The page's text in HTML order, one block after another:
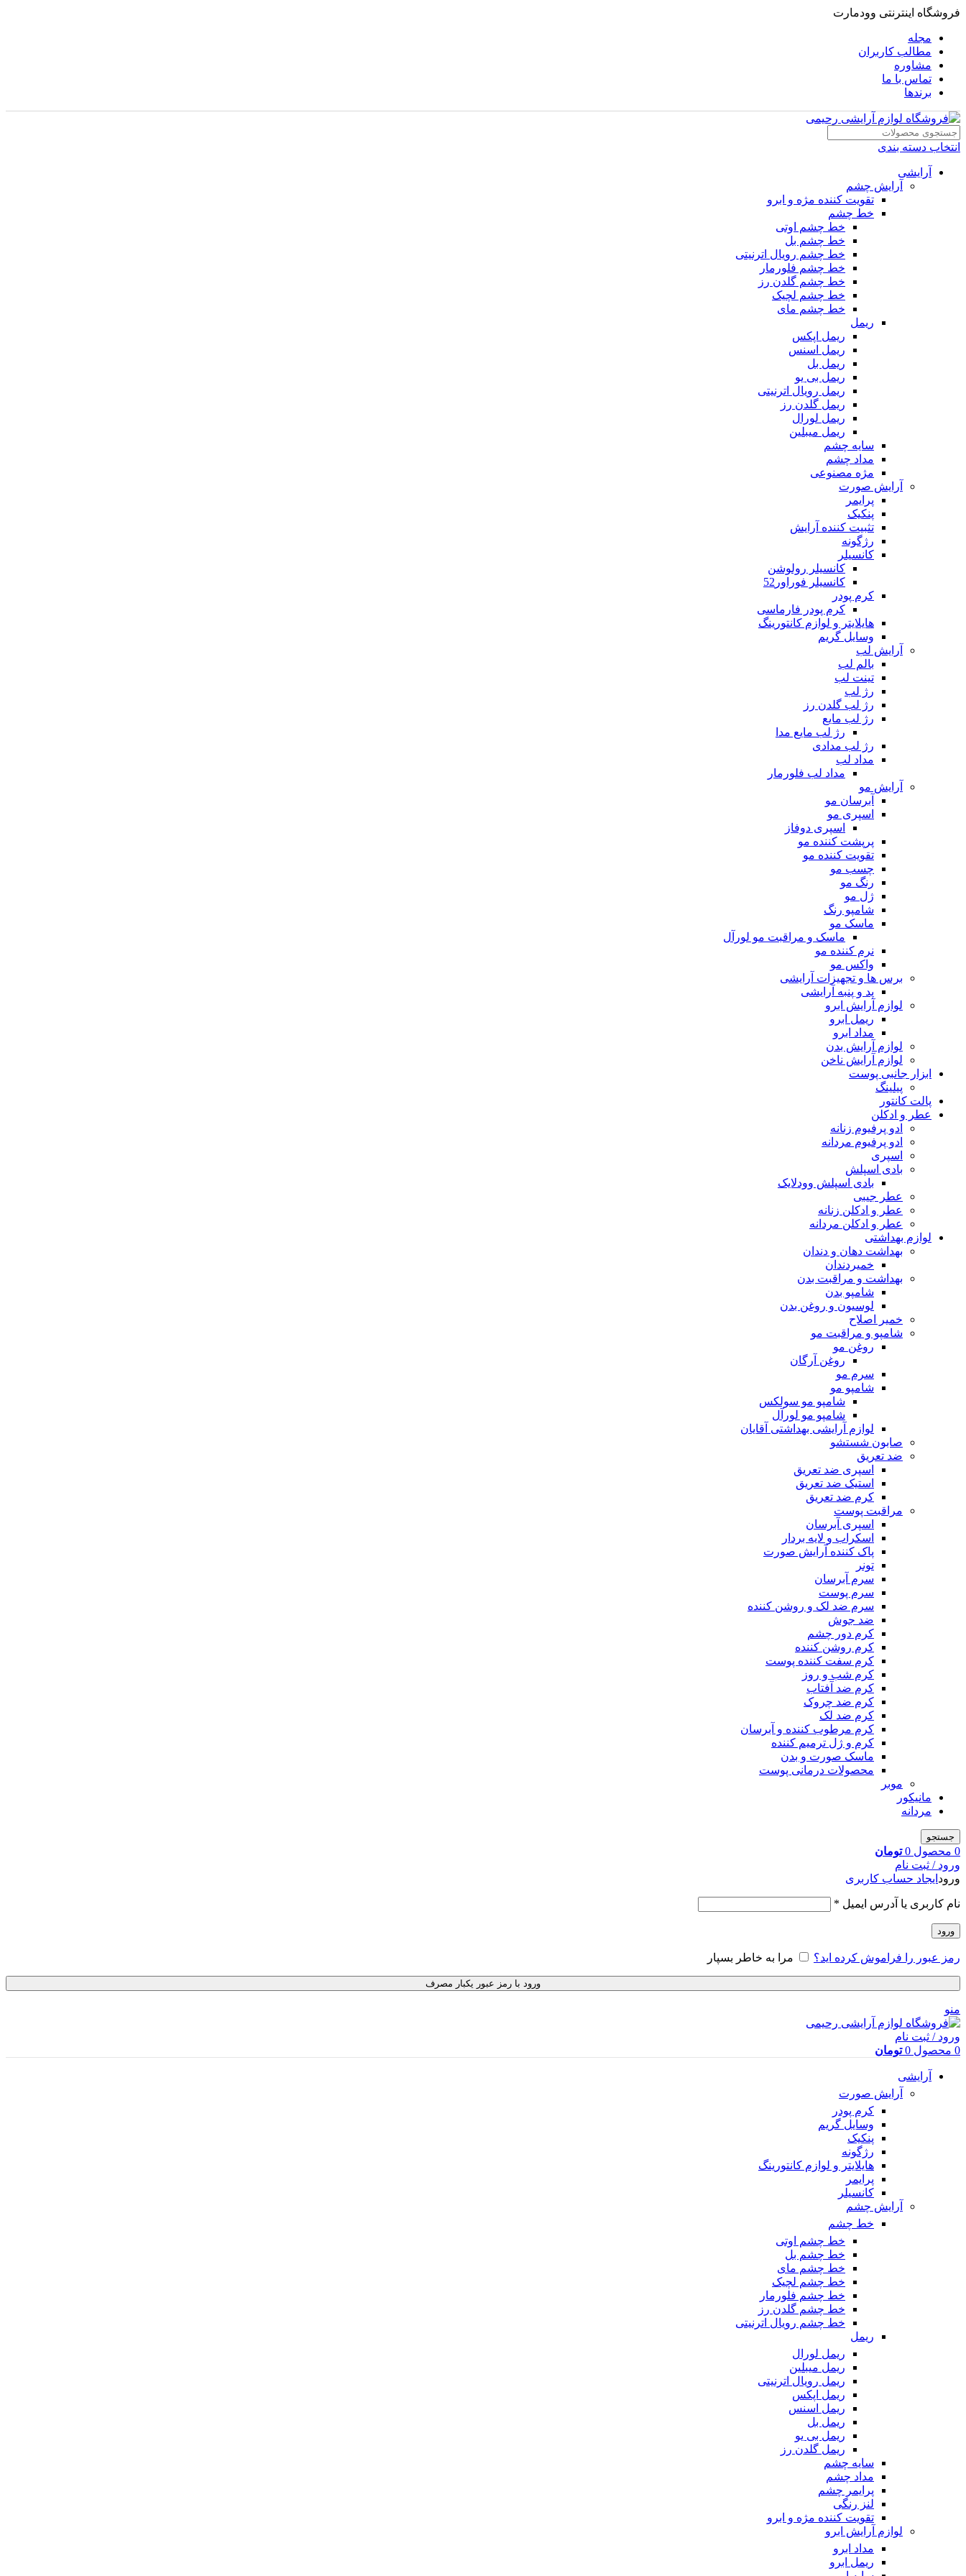
فروشگاه اینترنتی وودمارت
مجله
مطالب کاربران
مشاوره
تماس با ما
برندها
انتخاب دسته بندی
آرایشی
آرایش چشم
تقویت کننده مژه و ابرو
خط چشم
خط چشم اوتی
خط چشم بل
خط چشم رویال اترنیتی
خط چشم فلورمار
خط چشم گلدن رز
خط چشم لچیک
خط چشم مای
ریمل
ریمل اپکس
ریمل اسنس
ریمل بل
ریمل بی یو
ریمل رویال اترنیتی
ریمل گلدن رز
ریمل لورال
ریمل میبلین
سایه چشم
مداد چشم
مژه مصنوعی
آرایش صورت
پرایمر
پنکیک
تثبیت کننده آرایش
رژگونه
کانسیلر
کانسیلر رولوشن
کانسیلر فوراور52
کرم پودر
کرم پودر فارماسی
هایلایتر و لوازم کانتورینگ
وسایل گریم
آرایش لب
بالم لب
تینت لب
رژ لب
رژ لب گلدن رز
رژ لب مایع
رژ لب مایع مدا
رژ لب مدادی
مداد لب
مداد لب فلورمار
آرایش مو
آبرسان مو
اسپری مو
اسپری دوفاز
پرپشت کننده مو
تقویت کننده مو
چسب مو
رنگ مو
ژل مو
شامپو رنگ
ماسک مو
ماسک و مراقبت مو لورآل
نرم کننده مو
واکس مو
برس ها و تجهیزات آرایشی
پد و پنبه آرایشی
لوازم آرایش ابرو
ریمل ابرو
مداد ابرو
لوازم آرایش بدن
لوازم آرایش ناخن
ابزار جانبی پوست
پیلینگ
پالت کانتور
عطر و ادکلن
ادو پرفیوم زنانه
ادو پرفیوم مردانه
اسپری
بادی اسپلش
بادی اسپلش وودلایک
عطر جیبی
عطر و ادکلن زنانه
عطر و ادکلن مردانه
لوازم بهداشتی
بهداشت دهان و دندان
خمیردندان
بهداشت و مراقبت بدن
شامپو بدن
لوسیون و روغن بدن
خمیر اصلاح
شامپو و مراقبت مو
روغن مو
روغن آرگان
سرم مو
شامپو مو
شامپو مو سولکس
شامپو مو لورآل
لوازم آرایشی بهداشتی آقایان
صابون شستشو
ضد تعریق
اسپری ضد تعریق
استیک ضد تعریق
کرم ضد تعریق
مراقبت پوست
اسپری آبرسان
اسکراب و لایه بردار
پاک کننده آرایش صورت
تونر
سرم آبرسان
سرم پوست
سرم ضد لک و روشن کننده
ضد جوش
کرم دور چشم
کرم روشن کننده
کرم سفت کننده پوست
کرم شب و روز
کرم ضد آفتاب
کرم ضد چروک
کرم ضد لک
کرم مرطوب کننده و آبرسان
کرم و ژل ترمیم کننده
ماسک صورت و بدن
محصولات درمانی پوست
موبر
مانیکور
مردانه
جستجو
0 محصول 0 تومان
ورود / ثبت نام
ورود ایجاد حساب کاربری
نام کاربری یا آدرس ایمیل *
ورود
رمز عبور را فراموش کرده اید؟ مرا به خاطر بسپار
ورود با رمز عبور یکبار مصرف
منو
ورود / ثبت نام
0 محصول 0 تومان
آرایشی
آرایش صورت
کرم پودر
وسایل گریم
پنکیک
رژگونه
هایلایتر و لوازم کانتورینگ
پرایمر
کانسیلر
آرایش چشم
خط چشم
خط چشم اوتی
خط چشم بل
خط چشم مای
خط چشم لچیک
خط چشم فلورمار
خط چشم گلدن رز
خط چشم رویال اترنیتی
ریمل
ریمل لورال
ریمل میبلین
ریمل رویال اترنیتی
ریمل اپکس
ریمل اسنس
ریمل بل
ریمل بی یو
ریمل گلدن رز
سایه چشم
مداد چشم
پرایمر چشم
لنز رنگی
تقویت کننده مژه و ابرو
لوازم آرایش ابرو
مداد ابرو
ریمل ابرو